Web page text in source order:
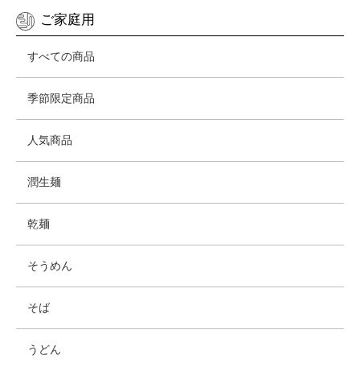
ご家庭用
すべての商品
季節限定商品
人気商品
潤生麺
乾麺
そうめん
そば
うどん